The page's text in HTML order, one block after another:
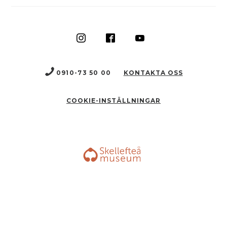
0910-73 50 00 KONTAKTA OSS
COOKIE-INSTÄLLNINGAR